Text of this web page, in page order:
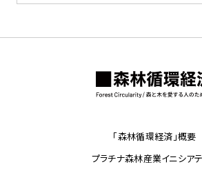
「森林循環経済」概要
プラチナ森林産業イニシア